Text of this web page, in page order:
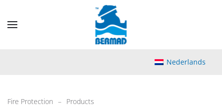
Nederlands
Fire Protection Products